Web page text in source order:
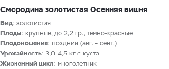
Смородина золотистая Осенняя вишня
Вид: золотистая
Плоды: крупные, до 2,2 гр., темно-красные
Плодоношение: поздний (авг. – сент.)
Урожайность: 3,0-4,5 кг с куста
Жизненный цикл: многолетник